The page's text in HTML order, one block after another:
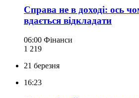
Справа не в доході: ось
вдається відкладати
06:00 Фінанси
1 219
21 березня
16:23